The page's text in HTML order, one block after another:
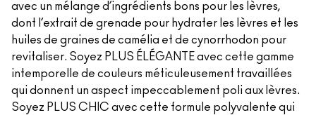
avec un mélange d’ingrédients bons pour les lèvres,
dont l’extrait de grenade pour hydrater les lèvres et les
huiles de graines de camélia et de cynorrhodon pour
revitaliser. Soyez PLUS ÉLÉGANTE avec cette gamme
intemporelle de couleurs méticuleusement travaillées
qui donnent un aspect impeccablement poli aux lèvres.
Soyez PLUS CHIC avec cette formule polyvalente qui